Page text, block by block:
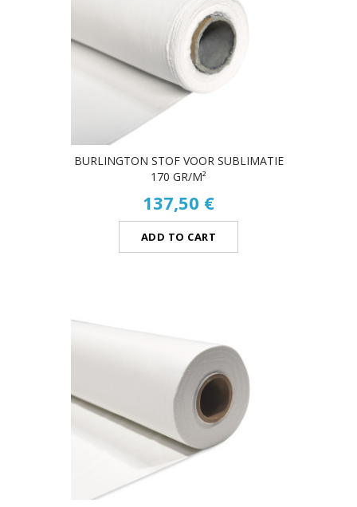
BURLINGTON STOF VOOR SUBLIMATIE
170 GR/M²
137,50 €
ADD TO CART